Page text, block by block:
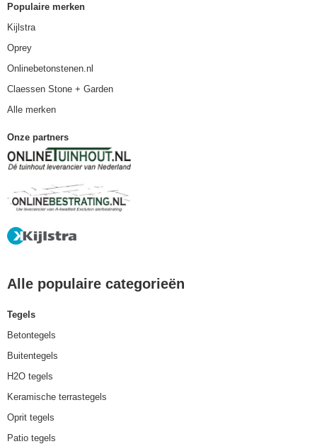
Populaire merken
Kijlstra
Oprey
Onlinebetonstenen.nl
Claessen Stone + Garden
Alle merken
Onze partners
Alle populaire categorieën
Tegels
Betontegels
Buitentegels
H2O tegels
Keramische terrastegels
Oprit tegels
Patio tegels